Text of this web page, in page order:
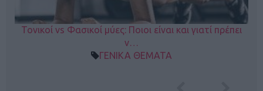
Τονικοί vs Φασικοί μύες: Ποιοι είναι και γιατί πρέπει
ν…
ΓΕΝΙΚΑ ΘΕΜΑΤΑ